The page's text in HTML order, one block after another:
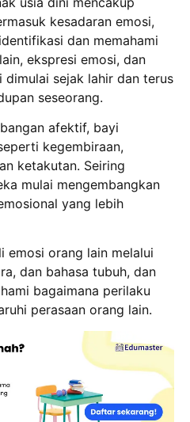
kesadaran emosi,
dan memahami
ekspresi emosi, dan
dimulai sejak lahir dan terus
seseorang.
afektif, bayi
kegembiraan,
ketakutan. Seiring
mulai mengembangkan
yang lebih
emosi orang lain melalui
dan bahasa tubuh, dan
bagaimana perilaku
perasaan orang lain.